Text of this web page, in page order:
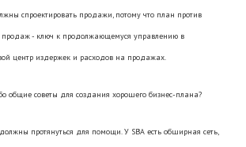
спроектировать продажи, потому что план против
продаж - ключ к продолжающемуся управлению в
центр издержек и расходов на продажах.
общие советы для создания хорошего бизнес-плана?
протянуться для помощи. У SBA есть обширная сеть,